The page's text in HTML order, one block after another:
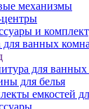
механизмы
и
ванных
для ванных
для белья
емкостей